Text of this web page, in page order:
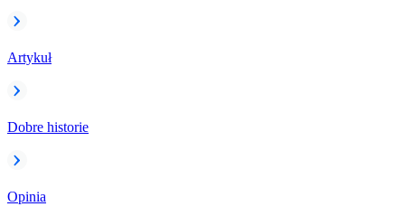
Artykuł
Dobre historie
Opinia